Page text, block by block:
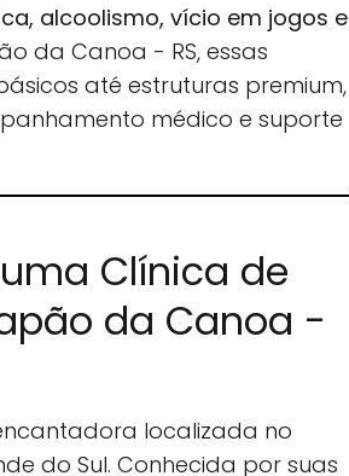
alcoolismo, vício em jogos e
da Canoa - RS, essas
até estruturas premium,
médico e suporte
Clínica de
da Canoa -
localizada no
do Sul. Conhecida por suas